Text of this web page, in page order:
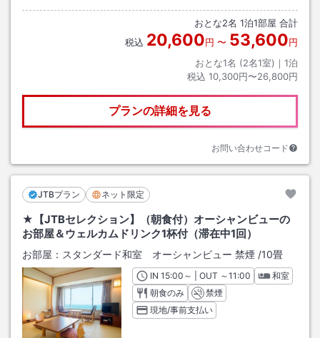
おとな2名 1泊1部屋 合計
税込 20,600円 〜 53,600円
おとな1名 (2名1室)｜ 1泊
税込 10,300円〜26,800円
プランの詳細を見る
お問い合わせコード
JTBプラン ネット限定
★【JTBセレクション】（朝食付）オーシャンビューの
お部屋＆ウェルカムドリンク1杯付（滞在中1回）
お部屋： スタンダード和室 オーシャンビュー 禁煙 /10畳
INチェックイン
15:00 ～ | OUT チェックアウト
～11:00
和室
朝食のみ
禁煙
現地/事前支払い